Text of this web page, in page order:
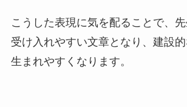
こうした表現に気を配ることで、
受け入れやすい文章となり、建設
生まれやすくなります。